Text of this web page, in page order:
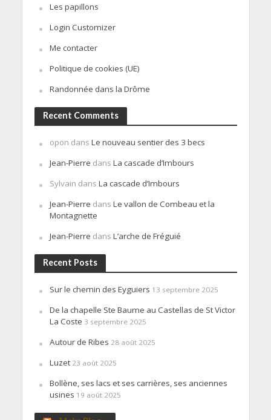
Les papillons
Login Customizer
Me contacter
Politique de cookies (UE)
Randonnée dans la Drôme
Recent Comments
opon dans Le nouveau sentier des 3 becs
Jean-Pierre dans La cascade d’Imbours
Sylvain dans La cascade d’Imbours
Jean-Pierre dans Le vallon de Combeau et la
Montagnette
Jean-Pierre dans L’arche de Fréguié
Recent Posts
Sur le chemin des Eyguiers 13 septembre 2025
De la chapelle Ste Baume au Castellas de St Victor
La Coste 3 septembre 2025
Autour de Ribes 28 août 2025
Luzet 23 août 2025
Bollène, ses lacs et ses carrières, ses anciennes
usines 19 août 2025